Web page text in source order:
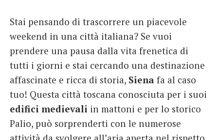
French
Italiano
Stai pensando di trascorrere un piacevole
weekend in una città italiana? Se vuoi
prendere una pausa dalla vita frenetica di
tutti i giorni e stai cercando una destinazione
affascinate e ricca di storia, Siena fa al caso
tuo! Questa città toscana conosciuta per i suoi
edifici medievali in mattoni e per lo storico
Palio, può sorprenderti con le numerose